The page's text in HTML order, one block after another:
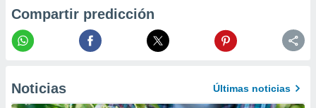
perfiles
Compartir predicción
Noticias Últimas noticias